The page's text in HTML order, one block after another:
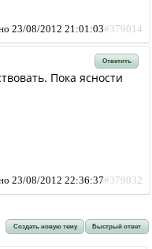
23/08/2012 21:01:03#379014
Ответить
Пока ясности
23/08/2012 22:36:37#379032
Создать новую тему Быстрый ответ